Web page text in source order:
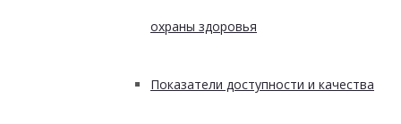
охраны здоровья
Показатели доступности и качества